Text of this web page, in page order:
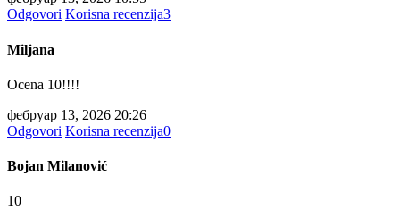
Odgovori Korisna recenzija3
Miljana
Ocena 10!!!!
фебруар 13, 2026 20:26
Odgovori Korisna recenzija0
Bojan Milanović
10